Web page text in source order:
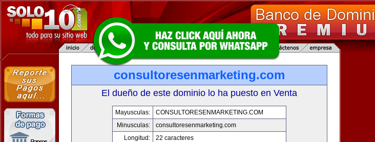
consultoresenmarketing.com
El dueño de este dominio lo ha puesto en Venta
Mayusculas:
CONSULTORESENMARKETING.COM
Minusculas:
consultoresenmarketing.com
Longitud:
22 caracteres